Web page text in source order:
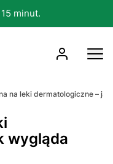
minut.
na leki dermatologiczne –
wygląda